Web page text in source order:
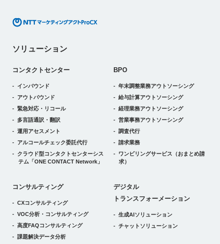
ソリューション
コンタクトセンター
インバウンド
アウトバウンド
緊急対応・リコール
多言語通訳・翻訳
運用アセスメント
アルコールチェック委託代行
クラウド型コンタクトセンターシス
テム 「ONE CONTACT Network」
BPO
年末調整業務アウトソーシング
給与計算アウトソーシング
経理業務アウトソーシング
営業事務アウトソーシング
調査代行
請求業務
ワンビリングサービス （おまとめ請
求）
コンサルティング
CXコンサルティング
VOC分析・コンサルティング
高度FAQコンサルティング
課題解決データ分析
デジタルトランスフォーメーション
デジタル
トランスフォーメーション
生成AIソリューション
チャットソリューション